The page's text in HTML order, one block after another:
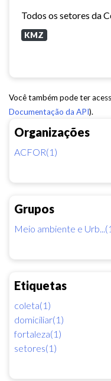
Organizações
ACFOR(1)
Grupos
Meio ambiente e
Etiquetas
coleta(1)
domiciliar(1)
fortaleza(1)
setores(1)
KMZ
Você também pode ter
Documentação da API).